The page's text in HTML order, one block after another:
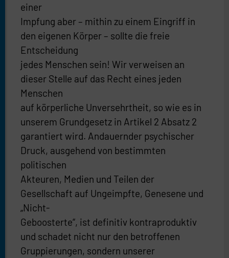
einer
Impfung aber – mithin zu einem Eingriff in
den eigenen Körper – sollte die freie
Entscheidung
jedes Menschen sein! Wir verweisen an
dieser Stelle auf das Recht eines jeden
Menschen
auf körperliche Unversehrtheit, so wie es in
unserem Grundgesetz in Artikel 2 Absatz 2
garantiert wird. Andauernder psychischer
Druck, ausgehend von bestimmten
politischen
Akteuren, Medien und Teilen der
Gesellschaft auf Ungeimpfte, Genesene und
„Nicht-
Geboosterte“, ist definitiv kontraproduktiv
und schadet nicht nur den betroffenen
Gruppierungen, sondern unserer